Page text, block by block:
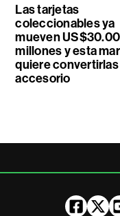
Las tarjetas
coleccionables ya
mueven
millones y esta
quiere convertirlas
accesorio